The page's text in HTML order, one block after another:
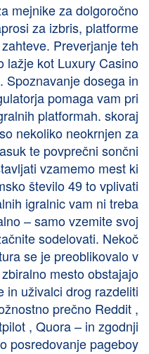
mejnike za dolgoročno
za izbris, platforme
Preverjanje teh
lažje kot Luxury Casino
Spoznavanje dosega in
pomaga vam pri
platformah. skoraj
nekoliko neokrnjen za
te povprečni sončni
vzamemo mest ki
število 49 to vplivati
igralnic vam ni treba
– samo vzemite svoj
sodelovati. Nekoč
se je preoblikovalo v
mesto obstajajo
in uživalci drog razdeliti
prečno Reddit ,
, Quora – in zgodnji
posredovanje pageboy